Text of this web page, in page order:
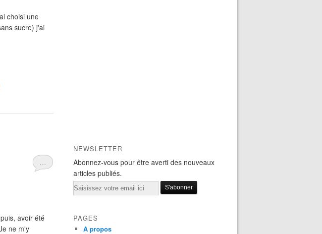
choisi une
sucre) j'ai
…
avoir été
ne m'y
NEWSLETTER
Abonnez-vous pour être averti des nouveaux
articles publiés.
Email
PAGES
A propos